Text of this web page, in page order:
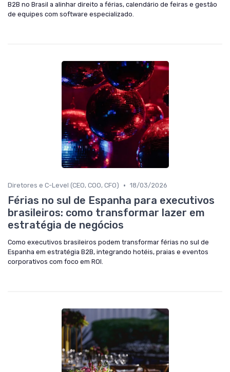
B2B no Brasil a alinhar direito a férias, calendário de feiras e gestão
de equipes com software especializado.
Diretores e C-Level (CEO, COO, CFO) • 18/03/2026
Férias no sul de Espanha para executivos
brasileiros: como transformar lazer em
estratégia de negócios
Como executivos brasileiros podem transformar férias no sul de
Espanha em estratégia B2B, integrando hotéis, praias e eventos
corporativos com foco em ROI.